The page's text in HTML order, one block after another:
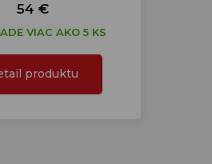
54 €
VIAC AKO 5 KS
produktu